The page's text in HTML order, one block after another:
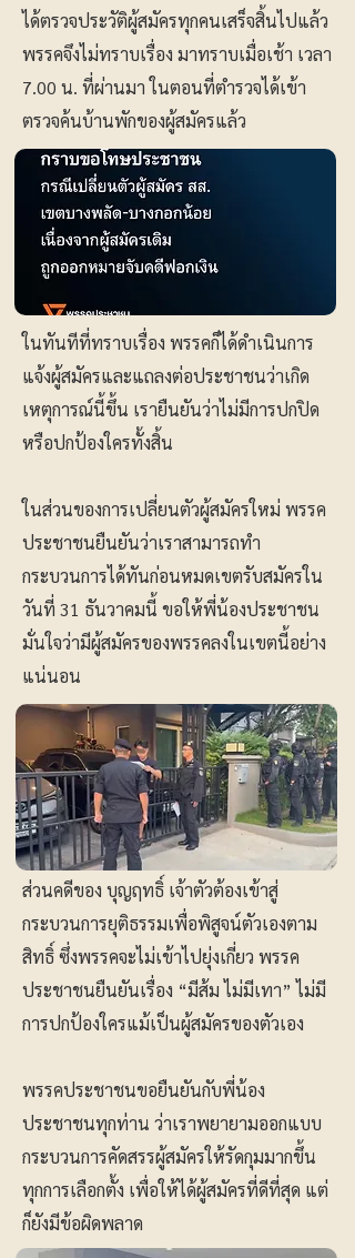
ได้ตรวจประวัติผู้สมัครทุกคนเสร็จสิ้นไปแล้ว
พรรคจึงไม่ทราบเรื่อง มาทราบเมื่อเช้า เวลา
7.00 น. ที่ผ่านมา ในตอนที่ตำรวจได้เข้า
ตรวจค้นบ้านพักของผู้สมัครแล้ว
ในทันทีที่ทราบเรื่อง พรรคก็ได้ดำเนินการ
แจ้งผู้สมัครและแถลงต่อประชาชนว่าเกิด
เหตุการณ์นี้ขึ้น เรายืนยันว่าไม่มีการปกปิด
หรือปกป้องใครทั้งสิ้น
ในส่วนของการเปลี่ยนตัวผู้สมัครใหม่ พรรค
ประชาชนยืนยันว่าเราสามารถทำ
กระบวนการได้ทันก่อนหมดเขตรับสมัครใน
วันที่ 31 ธันวาคมนี้ ขอให้พี่น้องประชาชน
มั่นใจว่ามีผู้สมัครของพรรคลงในเขตนี้อย่าง
แน่นอน
ส่วนคดีของ บุญฤทธิ์ เจ้าตัวต้องเข้าสู่
กระบวนการยุติธรรมเพื่อพิสูจน์ตัวเองตาม
สิทธิ์ ซึ่งพรรคจะไม่เข้าไปยุ่งเกี่ยว พรรค
ประชาชนยืนยันเรื่อง “มีส้ม ไม่มีเทา” ไม่มี
การปกป้องใครแม้เป็นผู้สมัครของตัวเอง
พรรคประชาชนขอยืนยันกับพี่น้อง
ประชาชนทุกท่าน ว่าเราพยายามออกแบบ
กระบวนการคัดสรรผู้สมัครให้รัดกุมมากขึ้น
ทุกการเลือกตั้ง เพื่อให้ได้ผู้สมัครที่ดีที่สุด แต่
ก็ยังมีข้อผิดพลาด